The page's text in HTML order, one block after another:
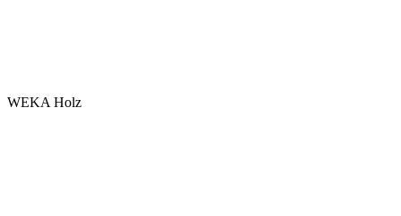
WEKA Holz